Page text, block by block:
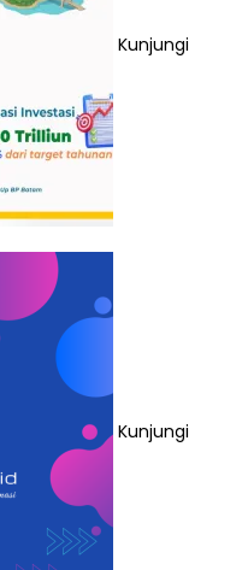
Kunjungi
Kunjungi